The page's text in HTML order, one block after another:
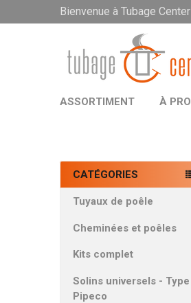
Bienvenue à Tubage
ASSORTIMENT À
CATÉGORIES
Tuyaux de poêle
Cheminées et poêles
Kits complet
Solins universels - Type
Pipeco